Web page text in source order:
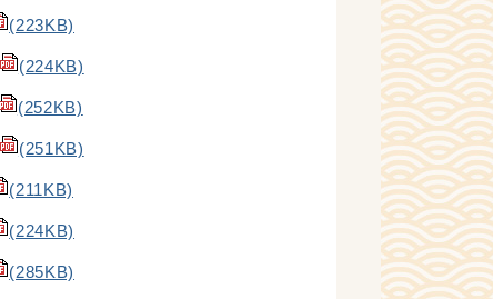
(223KB)
(224KB)
(252KB)
(251KB)
(211KB)
(224KB)
(285KB)